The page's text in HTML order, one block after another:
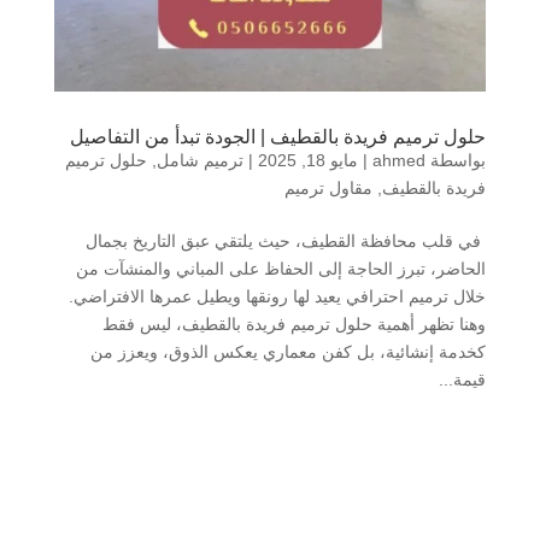
حلول ترميم فريدة بالقطيف | الجودة تبدأ من التفاصيل
بواسطة ahmed
| مايو 18, 2025 | ترميم شامل, حلول ترميم
فريدة بالقطيف, مقاول ترميم
في قلب محافظة القطيف، حيث يلتقي عبق التاريخ بجمال
الحاضر، تبرز الحاجة إلى الحفاظ على المباني والمنشآت من
خلال ترميم احترافي يعيد لها رونقها ويطيل عمرها الافتراضي.
وهنا تظهر أهمية حلول ترميم فريدة بالقطيف، ليس فقط
كخدمة إنشائية، بل كفن معماري يعكس الذوق، ويعزز من
قيمة...